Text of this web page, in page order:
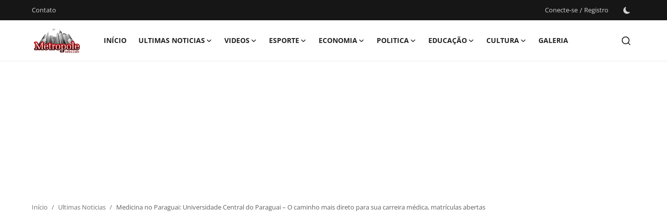
Contato Conecte-se / Registro
INÍCIO ULTIMAS NOTICIAS VIDEOS ESPORTE ECONOMIA POLITICA EDUCAÇÃO CULTURA
GALERIA
Conecte-
Início Ultimas Noticias Medicina no Paraguai: Universidade Central do Paraguai – O caminho mais direto para sua carreira médica, matrículas abertas